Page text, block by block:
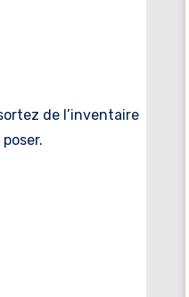
de l’inventaire